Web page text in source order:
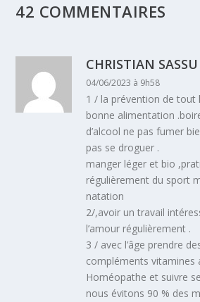
42 COMMENTAIRES
CHRISTIAN SASSU
04/06/2023 à 9h58
1 / la prévention de tout
bonne alimentation
d’alcool ne pas fumer
pas se droguer .
manger léger et bio
régulièrement du sport
natation
2/,avoir un travail
l’amour régulièrement .
3 / avec l’âge prendre
compléments vitamines
Homéopathe et suivre
nous évitons 90 % des